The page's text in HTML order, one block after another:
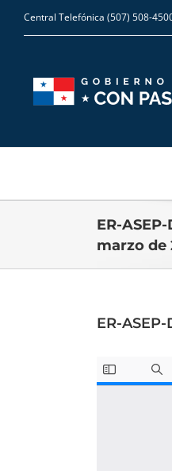
Central Telefónica (507) 508-
ER-
marzo de
ER-